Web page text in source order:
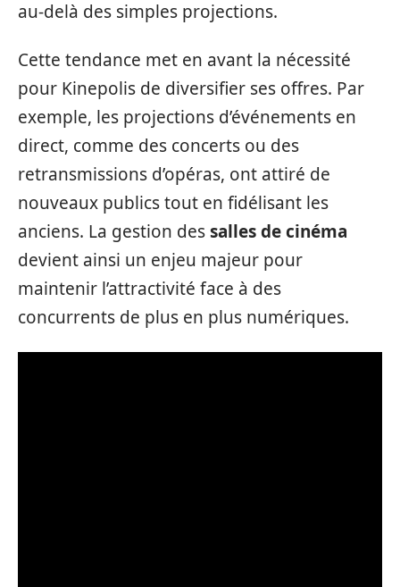
au-delà des simples projections.
Cette tendance met en avant la nécessité
pour Kinepolis de diversifier ses offres. Par
exemple, les projections d’événements en
direct, comme des concerts ou des
retransmissions d’opéras, ont attiré de
nouveaux publics tout en fidélisant les
anciens. La gestion dessalles de cinéma
devient ainsi un enjeu majeur pour
maintenir l’attractivité face à des
concurrents de plus en plus numériques.